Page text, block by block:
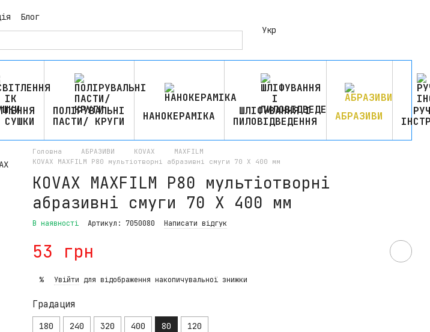
Блог
Укр
ПОЛІРУВАЛЬНІ
ПАСТИ/ КРУГИ
НАНОКЕРАМІКА
ШЛІФУВАННЯ І
ПИЛОВІДВЕДЕННЯ
АБРАЗИВИ
Головна АБРАЗИВИ KOVAX
MAXFILM
KOVAX MAXFILM P80 мультіотворні абразивні смуги 70 Х 400 мм
KOVAX MAXFILM P80 мультіотворні
абразивні смуги 70 Х 400 мм
В наявності Артикул: 7050080 Написати відгук
53 грн
% Увійти для відображення накопичувальної знижки
Градация
180 240 320 400 80 120